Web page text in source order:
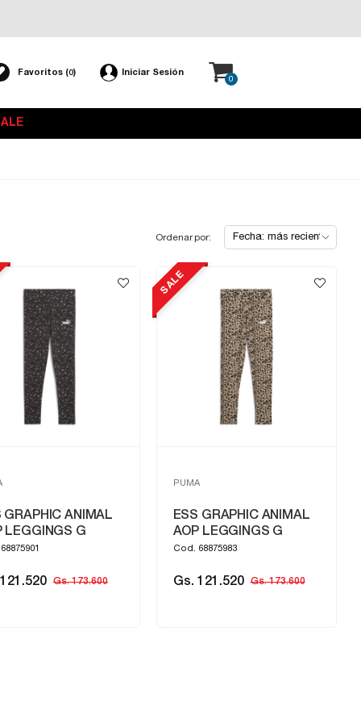
Favoritos (0) Iniciar Sesión
0
Ordenar por:
GRAPHIC ANIMAL
LEGGINGS G
Gs. 173.600
SALE
PUMA
ESS GRAPHIC ANIMAL
AOP LEGGINGS G
Cod. 68875983
Gs. 121.520 Gs. 173.600